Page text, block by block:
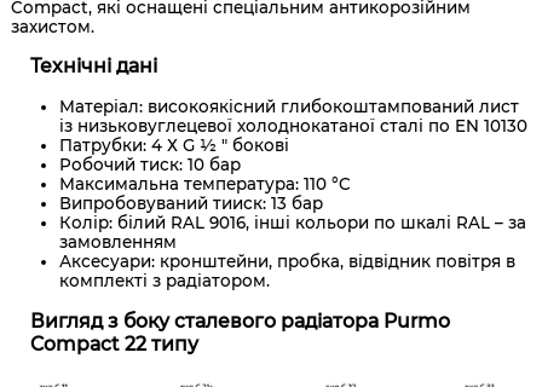
Compact, які оснащені спеціальним антикорозійним
захистом.
Технічні дані
Матеріал: високоякісний глибокоштампований лист
із низьковуглецевої холоднокатаної сталі по EN 10130
Патрубки: 4 Х G ½ " бокові
Робочий тиск: 10 бар
Максимальна температура: 110 °C
Випробовуваний тииск: 13 бар
Колір: білий RAL 9016, інші кольори по шкалі RAL – за
замовленням
Аксесуари: кронштейни, пробка, відвідник повітря в
комплекті з радіатором.
Вигляд з боку сталевого радіатора Purmo
Compact 22 типу